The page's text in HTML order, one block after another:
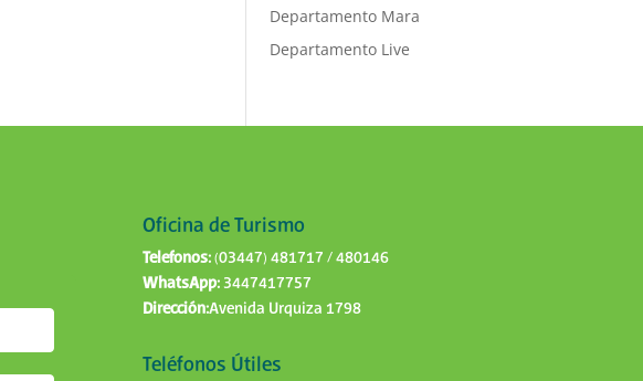
Departamento Mara
Departamento Live
Oficina de Turismo
Telefonos:(03447) 481717 / 480146
WhatsApp:3447417757
Dirección:Avenida Urquiza 1798
Teléfonos Útiles